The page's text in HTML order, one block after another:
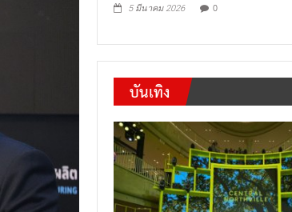
5 มีนาคม 2026 0
บันเทิง